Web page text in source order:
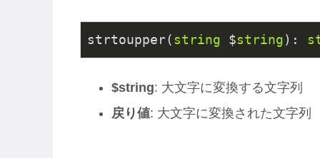
strtoupper(string $string):
$string: 大文字に変換する文字列
戻り値: 大文字に変換された文字列